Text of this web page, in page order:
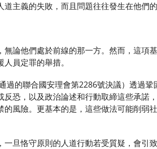
主義的失敗，而且問題往往發生在他們的
無論他們處於前線的那一方。然而，這項
員定罪的舉措。
過的聯合國安理會第2286號決議）透過
恐，以及政治論述和行動取締這些承諾
風險。更基本的是，這些做法可能削弱
旦恪守原則的人道行動若受質疑，會引